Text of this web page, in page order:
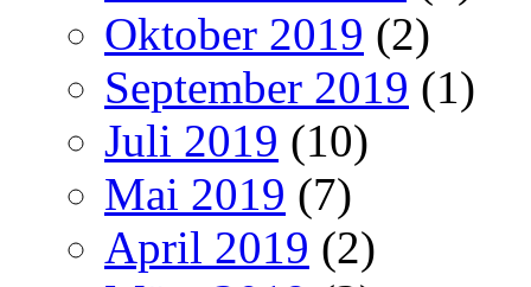
Oktober 2019 (2)
September 2019 (1)
Juli 2019 (10)
Mai 2019 (7)
April 2019 (2)